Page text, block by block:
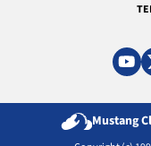
Mustang